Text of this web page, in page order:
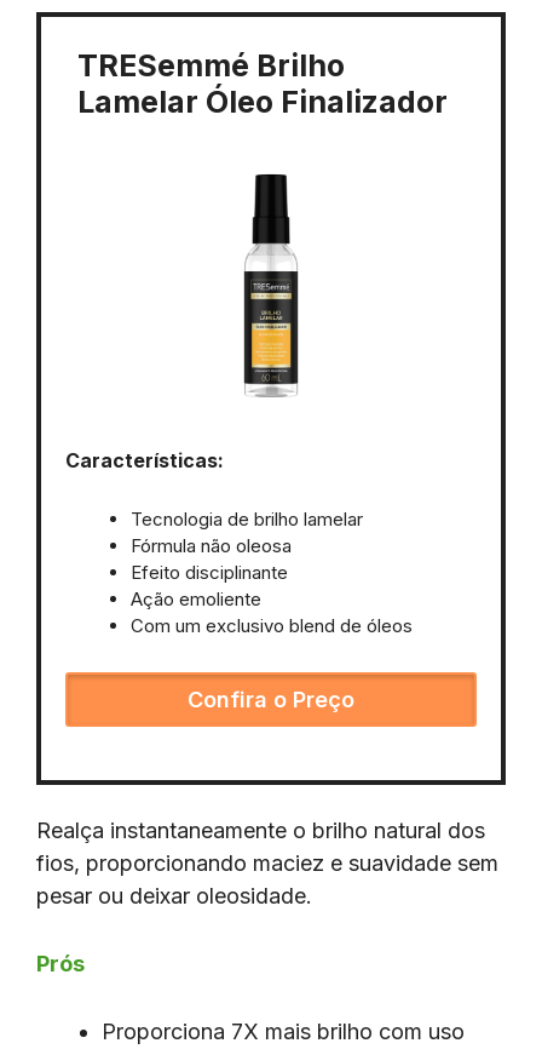
TRESemmé Brilho
Lamelar Óleo Finalizador
Características:
Tecnologia de brilho lamelar
Fórmula não oleosa
Efeito disciplinante
Ação emoliente
Com um exclusivo blend de óleos
Confira o Preço
Realça instantaneamente o brilho natural dos
fios, proporcionando maciez e suavidade sem
pesar ou deixar oleosidade.
Prós
Proporciona 7X mais brilho com uso